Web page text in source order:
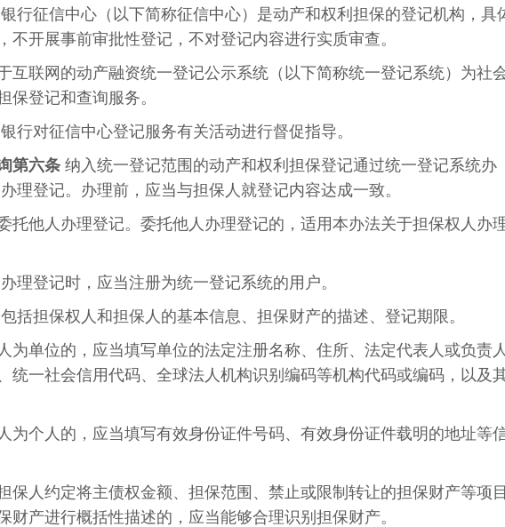
行征信中心（以下简称征信中心）是动产和权利担保的登记机构，具
不开展事前审批性登记，不对登记内容进行实质审查。
互联网的动产融资统一登记公示系统（以下简称统一登记系统）为社
保登记和查询服务。
行对征信中心登记服务有关活动进行督促指导。
第六条纳入统一登记范围的动产和权利担保登记通过统一登记系统办
理登记。办理前，应当与担保人就登记内容达成一致。
托他人办理登记。委托他人办理登记的，适用本办法关于担保权人办
理登记时，应当注册为统一登记系统的用户。
括担保权人和担保人的基本信息、担保财产的描述、登记期限。
为单位的，应当填写单位的法定注册名称、住所、法定代表人或负责人
统一社会信用代码、全球法人机构识别编码等机构代码或编码，以及
为个人的，应当填写有效身份证件号码、有效身份证件载明的地址等
保人约定将主债权金额、担保范围、禁止或限制转让的担保财产等项目
财产进行概括性描述的，应当能够合理识别担保财产。